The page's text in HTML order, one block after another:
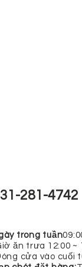
281-4742
trong tuần
ăn trưa 12:00 ~
cửa vào cuối